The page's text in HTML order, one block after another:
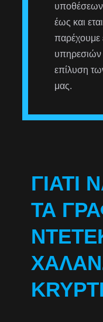
έως και
παρέχουμε
υπηρεσιών
επίλυση
μας.
ΓΙΑΤΊ
ΤΑ